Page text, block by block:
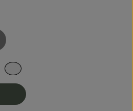
og holdbare
for slid
god komfort